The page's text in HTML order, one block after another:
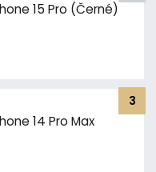
15 Pro (Černé)
14 Pro Max